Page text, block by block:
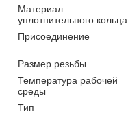
Материал
уплотнительного кольца
Присоединение
Размер резьбы
Температура рабочей
среды
Тип